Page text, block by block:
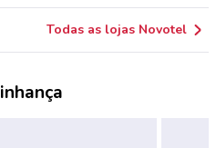
Todas as lojas Novotel